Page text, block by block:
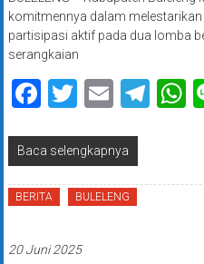
komitmennya dalam
partisipasi aktif pada dua lomba
serangkaian
Facebook
Twitter
Email
Baca selengkapnya
BERITA BULELENG
20 Juni 2025